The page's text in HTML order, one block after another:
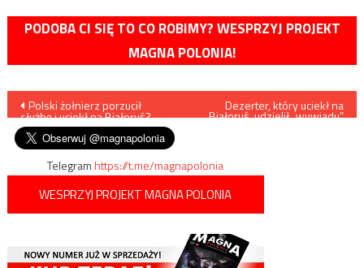
PODOBA CI SIĘ TO CO ROBIMY? WESPRZYJ PROJEKT
MAGNA POLONIA!
Nawigacja
wpisu
Polski żołnierz porzucił
służbę i uciekł na Białoruś?
Dezerter, który uciekł na
Białoruś, udzielił „wywiadu”
Telegramhttps://t.me/magnapolonia
WESPRZYJ PROJEKT MAGNA POLONIA